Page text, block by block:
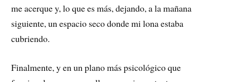
me acerque y, lo que es más, dejando, a la mañana
siguiente, un espacio seco donde mi lona estaba
cubriendo.
Finalmente, y en un plano más psicológico que